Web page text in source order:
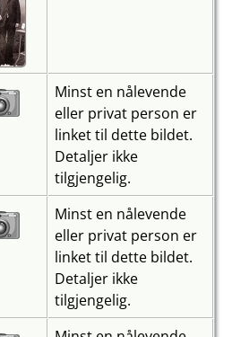
Minst en nålevende
eller privat person er
linket til dette bildet.
Detaljer ikke
tilgjengelig.
Minst en nålevende
eller privat person er
linket til dette bildet.
Detaljer ikke
tilgjengelig.